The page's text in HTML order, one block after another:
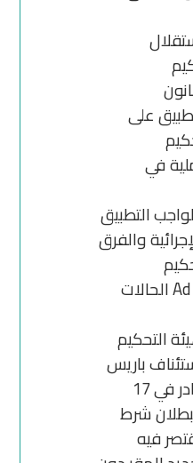
على
في
التطبيق
والفرق
المؤسسي Ad hoc الحالات
التحكيم
باريس
فى حكمها الصادر في 17
1991 م ببطلان شرط
فيه